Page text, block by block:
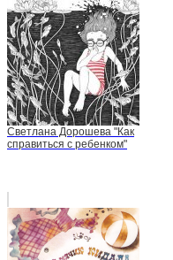
Светлана Дорошева "Как
справиться с ребенком"